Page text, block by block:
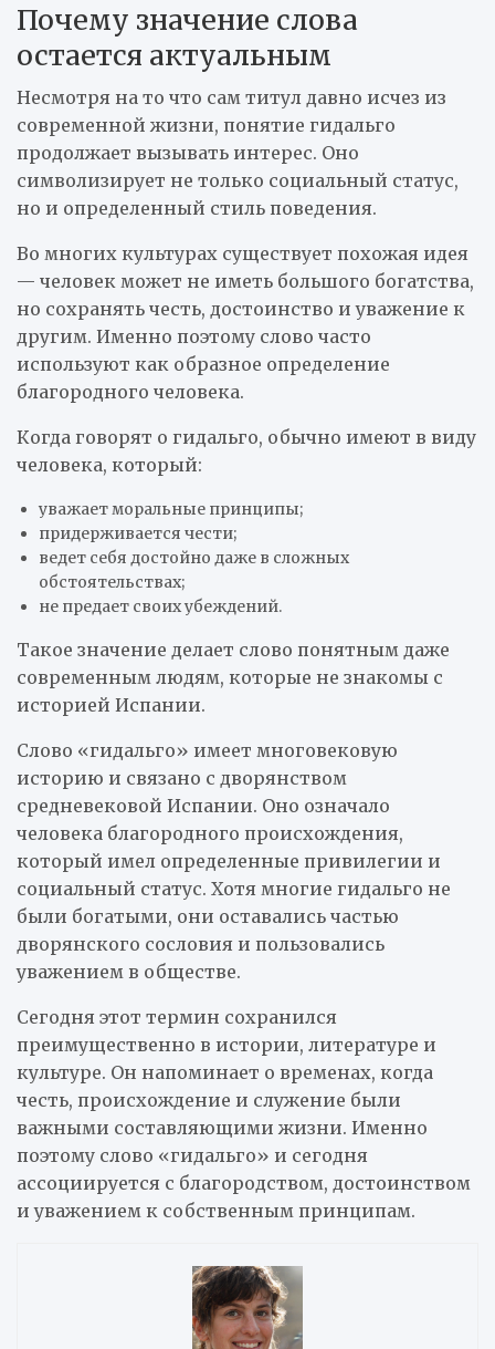
Почему значение слова
остается актуальным
Несмотря на то что сам титул давно исчез из
современной жизни, понятие гидальго
продолжает вызывать интерес. Оно
символизирует не только социальный статус,
но и определенный стиль поведения.
Во многих культурах существует похожая идея
— человек может не иметь большого богатства,
но сохранять честь, достоинство и уважение к
другим. Именно поэтому слово часто
используют как образное определение
благородного человека.
Когда говорят о гидальго, обычно имеют в виду
человека, который:
уважает моральные принципы;
придерживается чести;
ведет себя достойно даже в сложных
обстоятельствах;
не предает своих убеждений.
Такое значение делает слово понятным даже
современным людям, которые не знакомы с
историей Испании.
Слово «гидальго» имеет многовековую
историю и связано с дворянством
средневековой Испании. Оно означало
человека благородного происхождения,
который имел определенные привилегии и
социальный статус. Хотя многие гидальго не
были богатыми, они оставались частью
дворянского сословия и пользовались
уважением в обществе.
Сегодня этот термин сохранился
преимущественно в истории, литературе и
культуре. Он напоминает о временах, когда
честь, происхождение и служение были
важными составляющими жизни. Именно
поэтому слово «гидальго» и сегодня
ассоциируется с благородством, достоинством
и уважением к собственным принципам.